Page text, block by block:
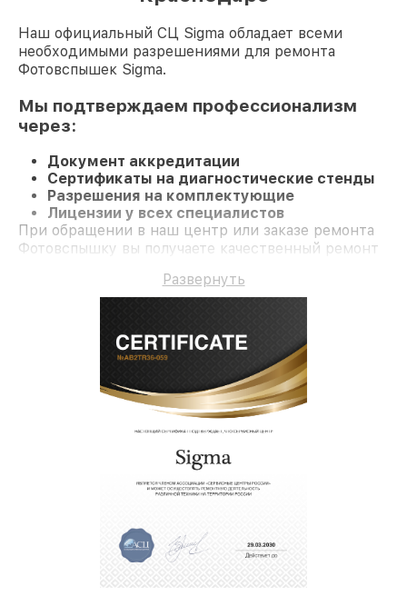
Наш официальный СЦ Sigma обладает всеми
необходимыми разрешениями для ремонта
Фотовспышек Sigma.
Мы подтверждаем профессионализм
через:
Документ аккредитации
Сертификаты на диагностические стенды
Разрешения на комплектующие
Лицензии у всех специалистов
При обращении в наш центр или заказе ремонта
Фотовспышку вы получаете качественный ремонт
Развернуть